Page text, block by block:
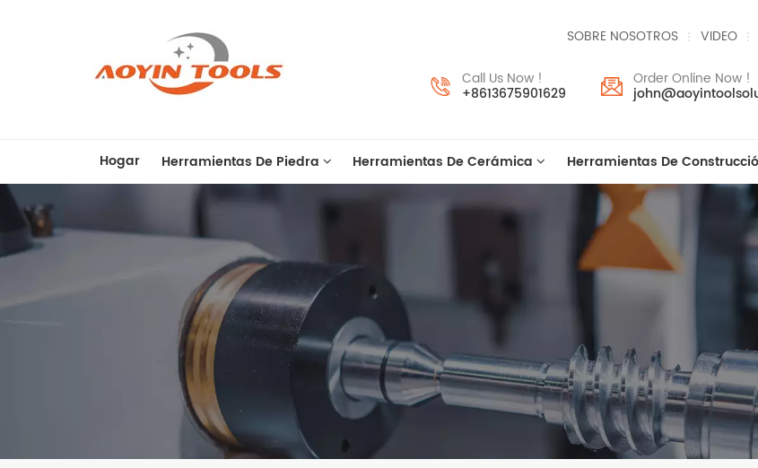
SOBRE NOSOTROS VIDEO
Call Us Now !
+8613675901629
Order Online Now !
Hogar Herramientas De Piedra Herramientas De Cerámica Herramientas De